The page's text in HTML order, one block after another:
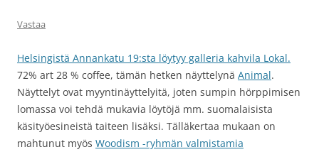
Vastaa
Helsingistä Annankatu 19:sta löytyy galleria kahvila Lokal.
72% art 28 % coffee, tämän hetken näyttelynä Animal.
Näyttelyt ovat myyntinäyttelyitä, joten sumpin hörppimisen
lomassa voi tehdä mukavia löytöjä mm. suomalaisista
käsityöesineistä taiteen lisäksi. Tälläkertaa mukaan on
mahtunut myös Woodism -ryhmän valmistamia